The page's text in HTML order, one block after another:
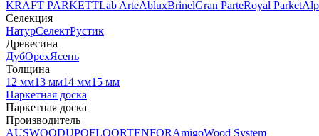
KRAFT PARKETTLab ArteAbluxBrinelGran ParteRoyal Parket
Селекция
НатурСелектРустик
Древесина
ДубОрехЯсень
Толщина
12 мм13 мм14 мм15 мм
Паркетная доска
Паркетная доска
Производитель
AUSWOODUPOFLOORTENFORAmigoWood System